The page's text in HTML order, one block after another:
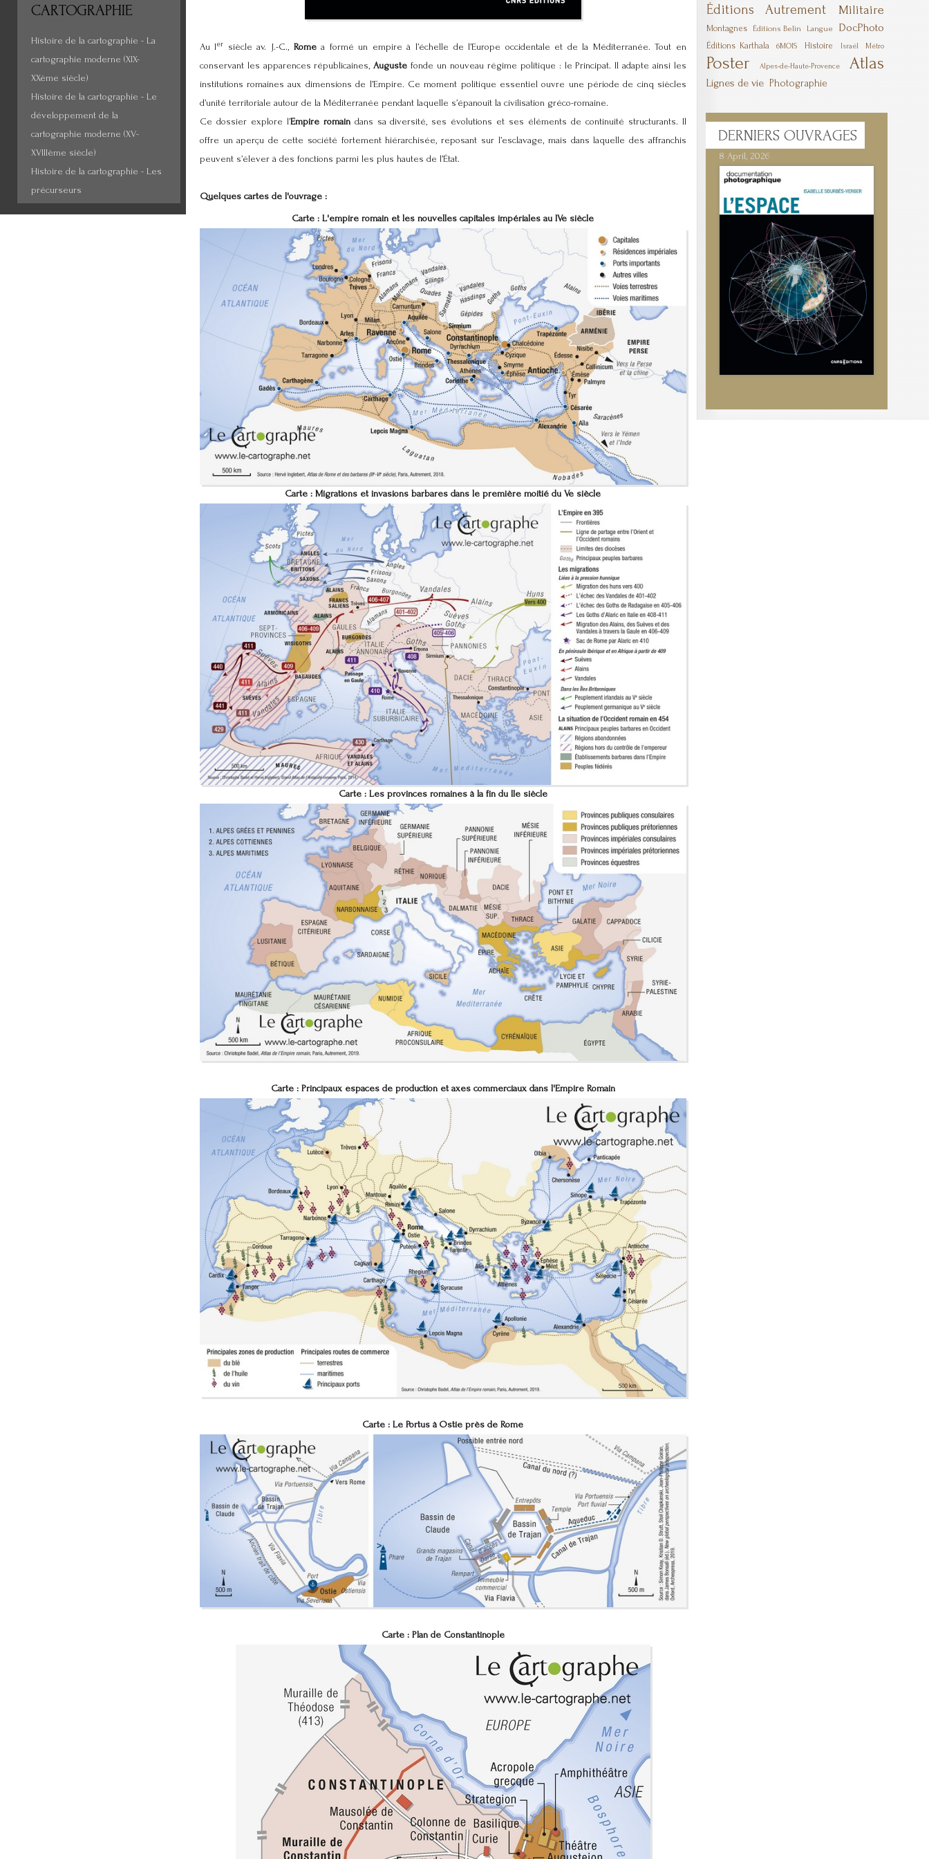
Au Ier siècle av. J.-C., Romea formé un empire à l’échelle de l’Europe occidentale et de la Méditerranée. Tout en
conservant les apparences républicaines,Auguste fonde un nouveau régime politique : le Principat. Il adapte ainsi les
institutions romaines aux dimensions de l’Empire. Ce moment politique essentiel ouvre une période de cinq siècles
d’unité territoriale autour de la Méditerranée pendant laquelle s’épanouit la civilisation gréco-romaine.
Ce dossier explore l’Empire romaindans sa diversité, ses évolutions et ses éléments de continuité structurants. Il
offre un aperçu de cette société fortement hiérarchisée, reposant sur l’esclavage, mais dans laquelle des affranchis
peuvent s’élever à des fonctions parmi les plus hautes de l’État.
Quelques cartes de l'ouvrage :
Carte :L'empire romain et les nouvelles capitales impériales au IVe siècle
Carte :Migrations et invasions barbares dans le première moitié du Ve siècle
Carte : Les provinces romaines à la fin du IIe siècle
Carte : Principaux espaces de production et axes commerciaux dans l'Empire Romain
Carte :Le Portus à Ostie près de Rome
Carte : Plan de Constantinople
CARTOGRAPHIE
Histoire de la cartographie - La
cartographie moderne (XIX-
XXème siècle)
Histoire de la cartographie - Le
développement de la
cartographie moderne (XV-
XVIIIème siècle)
Histoire de la cartographie - Les
précurseurs
Éditions Autrement Militaire
Montagnes Éditions Belin Langue DocPhoto
Éditions Karthala 6MOIS Histoire Israël Métro
Poster Alpes-de-Haute-Provence Atlas
Lignes de vie Photographie
DERNIERS OUVRAGES
8 April, 2026